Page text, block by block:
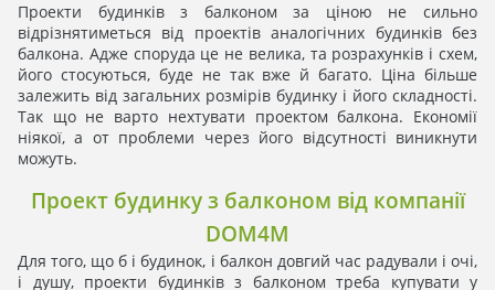
Проекти будинків з балконом за ціною не сильно
відрізнятиметься від проектів аналогічних будинків без
балкона. Адже споруда це не велика, та розрахунків і схем,
його стосуються, буде не так вже й багато. Ціна більше
залежить від загальних розмірів будинку і його складності.
Так що не варто нехтувати проектом балкона. Економії
ніякої, а от проблеми через його відсутності виникнути
можуть.
Проект будинку з балконом від компанії
DOM4M
Для того, що б і будинок, і балкон довгий час радували і очі,
і душу, проекти будинків з балконом треба купувати у